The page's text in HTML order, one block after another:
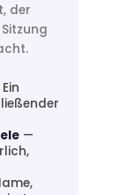
der
—